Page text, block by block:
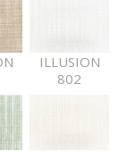
ILLUSION
802